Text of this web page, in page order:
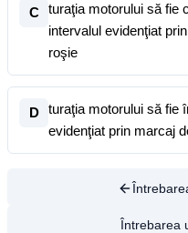
C
turaţia motorului să fie
intervalul evidenţiat
roşie
D
turaţia motorului să fie
evidenţiat prin marcaj
Întrebarea